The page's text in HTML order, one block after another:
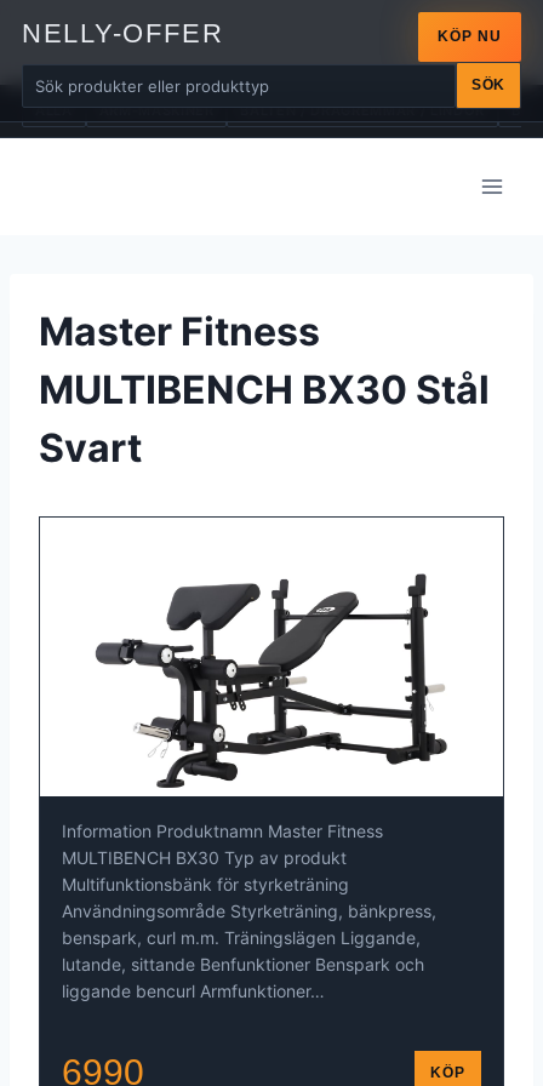
NELLY-OFFER
SÖK
KÖP NU
ALLA ARM-MASKINER BÄLTEN / DRAGREMMAR / LINDOR
Master Fitness
MULTIBENCH BX30 Stål
Svart
Information Produktnamn Master Fitness
MULTIBENCH BX30 Typ av produkt
Multifunktionsbänk för styrketräning
Användningsområde Styrketräning, bänkpress,
benspark, curl m.m. Träningslägen Liggande,
lutande, sittande Benfunktioner Benspark och
liggande bencurl Armfunktioner…
6990 KÖP